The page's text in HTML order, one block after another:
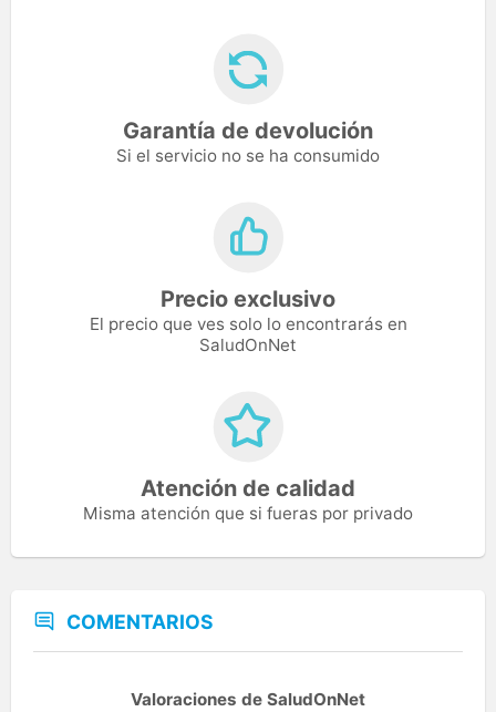
Garantía de devolución
Si el servicio no se ha consumido
Precio exclusivo
El precio que ves solo lo encontrarás en
SaludOnNet
Atención de calidad
Misma atención que si fueras por privado
COMENTARIOS
Valoraciones de SaludOnNet